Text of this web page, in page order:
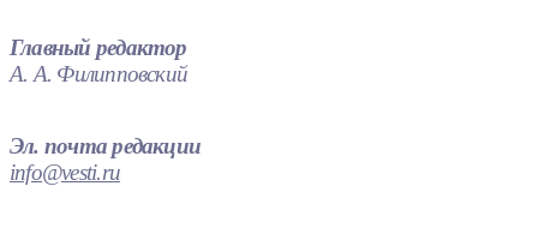
Главный редактор
А. А. Филипповский
Эл. почта редакции
info@vesti.ru